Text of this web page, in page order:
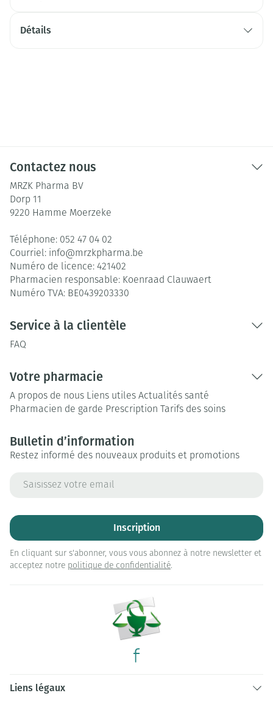
Détails
Contactez nous
MRZK Pharma BV
Dorp 11
9220 Hamme Moerzeke
Téléphone: 052 47 04 02
Courriel: info@mrzkpharma.be
Numéro de licence: 421402
Pharmacien responsable: Koenraad Clauwaert
Numéro TVA: BE0439203330
Service à la clientèle
FAQ
Votre pharmacie
A propos de nous Liens utiles Actualités santé
Pharmacien de garde Prescription Tarifs des soins
Bulletin d’information
Restez informé des nouveaux produits et promotions
Inscription
En cliquant sur s'abonner, vous vous abonnez à notre newsletter et
acceptez notre politique de confidentialité.
Liens légaux